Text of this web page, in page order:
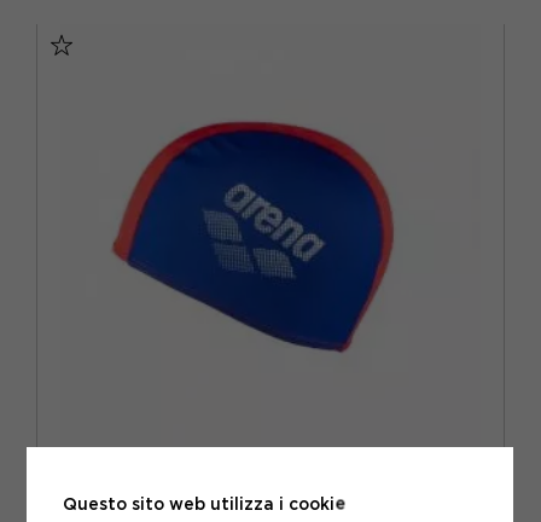
Questo sito web utilizza i cookie